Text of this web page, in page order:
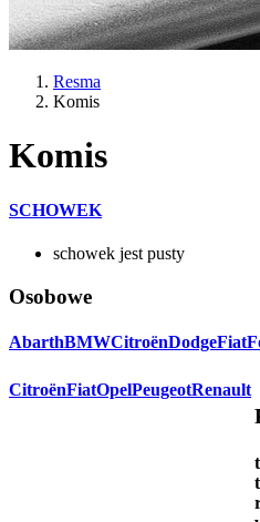
Resma
Komis
Komis
SCHOWEK
schowek jest pusty
Osobowe
AbarthBMWCitroënDodgeFiat
CitroënFiatOpelPeugeotRenault